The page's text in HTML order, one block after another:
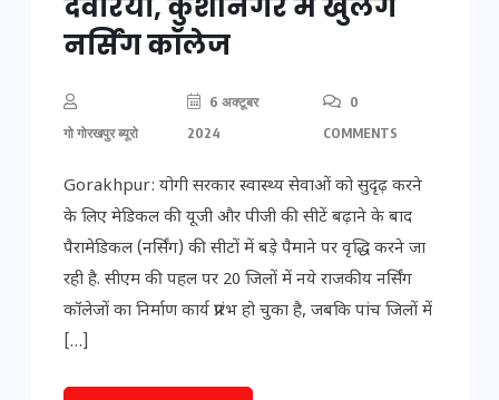
नर्सिंग कॉलेज
गो गोरखपुर ब्यूरो
6 अक्टूबर
2024
0
COMMENTS
Gorakhpur: योगी सरकार स्वास्थ्य सेवाओं को सुदृढ़ करने
के लिए मेडिकल की यूजी और पीजी की सीटें बढ़ाने के बाद
पैरामेडिकल (नर्सिंग) की सीटों में बड़े पैमाने पर वृद्धि करने जा
रही है. सीएम की पहल पर 20 जिलों में नये राजकीय नर्सिंग
कॉलेजों का निर्माण कार्य प्रारंभ हो चुका है, जबकि पांच जिलों में
[…]